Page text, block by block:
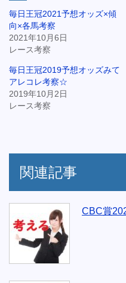
毎日王冠2021予想オッズ×傾
向×各馬考察
2021年10月6日
レース考察
毎日王冠2019予想オッズみて
アレコレ考察☆
2019年10月2日
レース考察
関連記事
CBC賞